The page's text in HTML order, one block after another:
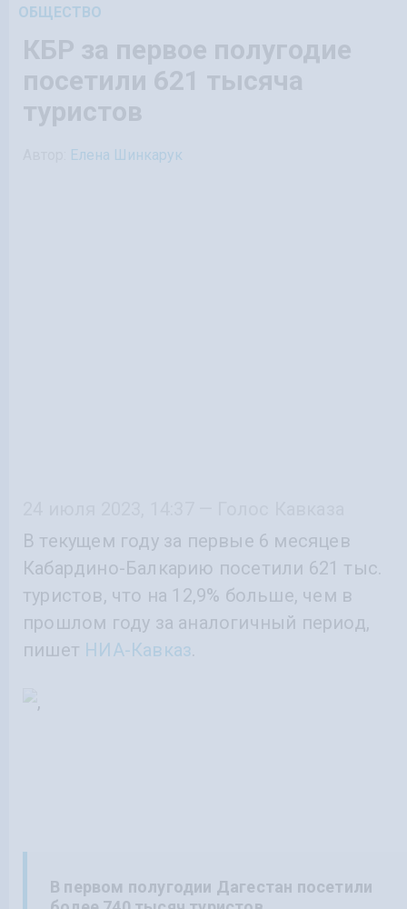
ОБЩЕСТВО
КБР за первое полугодие
посетили 621 тысяча
туристов
Елена Шинкарук
В текущем году за первые 6 месяцев
Кабардино-Балкарию посетили 621 тыс.
туристов, что на 12,9% больше, чем в
прошлом году за аналогичный период,
пишет НИА-Кавказ.
В первом полугодии Дагестан посетили